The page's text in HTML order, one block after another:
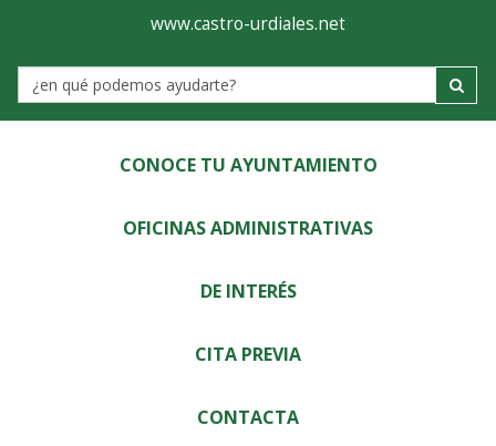
Ayuntamiento
de
Castro-
Urdiales
www.castro-urdiales.net
Label
CONOCE TU AYUNTAMIENTO
OFICINAS ADMINISTRATIVAS
DE INTERÉS
CITA PREVIA
CONTACTA